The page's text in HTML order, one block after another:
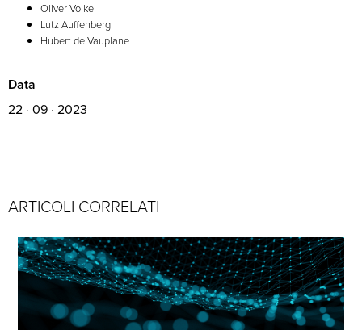
Oliver Volkel
Lutz Auffenberg
Hubert de Vauplane
Data
22 · 09 · 2023
ARTICOLI CORRELATI